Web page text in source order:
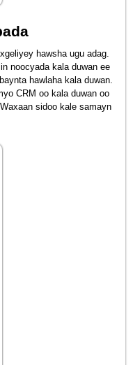
hawsha ugu adag.
noocyada kala duwan ee
hawlaha kala duwan.
CRM oo kala duwan oo
sidoo kale samayn